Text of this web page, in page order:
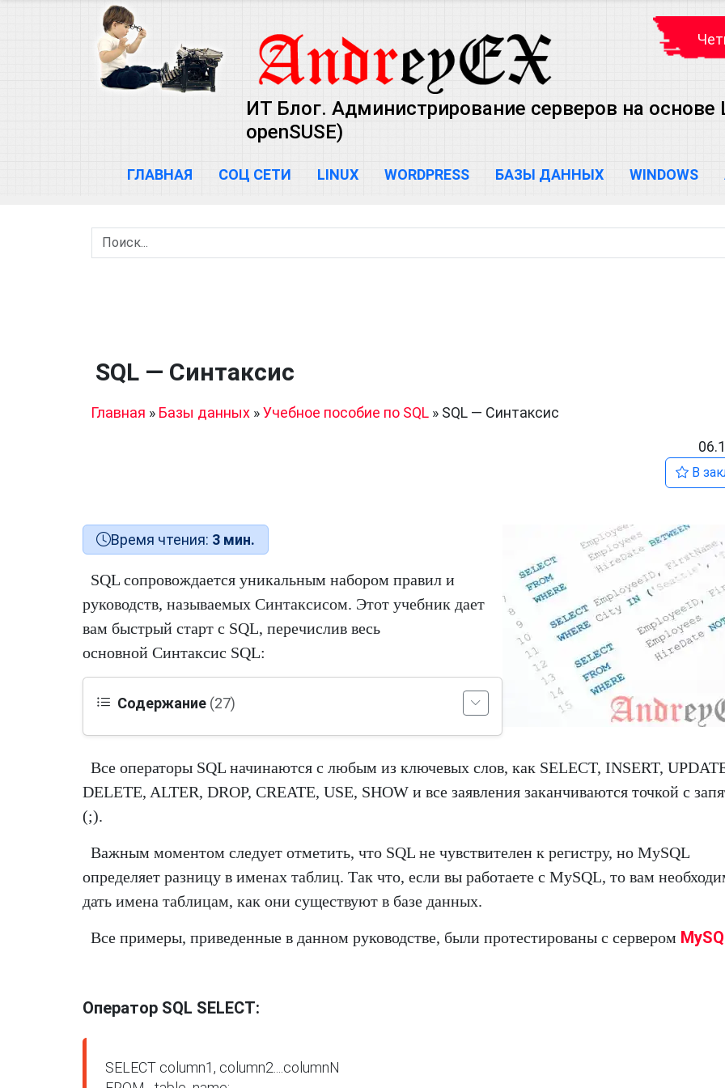
ИТ Блог. Администрирование серверов на основе
openSUSE)
ГЛАВНАЯ СОЦ СЕТИ LINUX WORDPRESS БАЗЫ ДАННЫХ WINDOWS
SQL — Синтаксис
Главная » Базы данных »Учебное пособие по SQL » SQL — Синтаксис
В
Время чтения: 3 мин.
SQL сопровождается уникальным набором правил и
руководств, называемых Синтаксисом. Этот учебник дает
вам быстрый старт с SQL, перечислив весь
основной Синтаксис SQL:
Содержание (27)
Все операторы SQL начинаются с любым из ключевых слов, как SELECT, INSERT,
DELETE, ALTER, DROP, CREATE, USE, SHOW и все заявления заканчиваются точкой с
(;).
Важным моментом следует отметить, что SQL не чувствителен к регистру, но MySQL
определяет разницу в именах таблиц. Так что, если вы работаете с MySQL, то вам
дать имена таблицам, как они существуют в базе данных.
Все примеры, приведенные в данном руководстве, были протестированы с сервером
Оператор SQL SELECT:
SELECT column1, column2....columnN